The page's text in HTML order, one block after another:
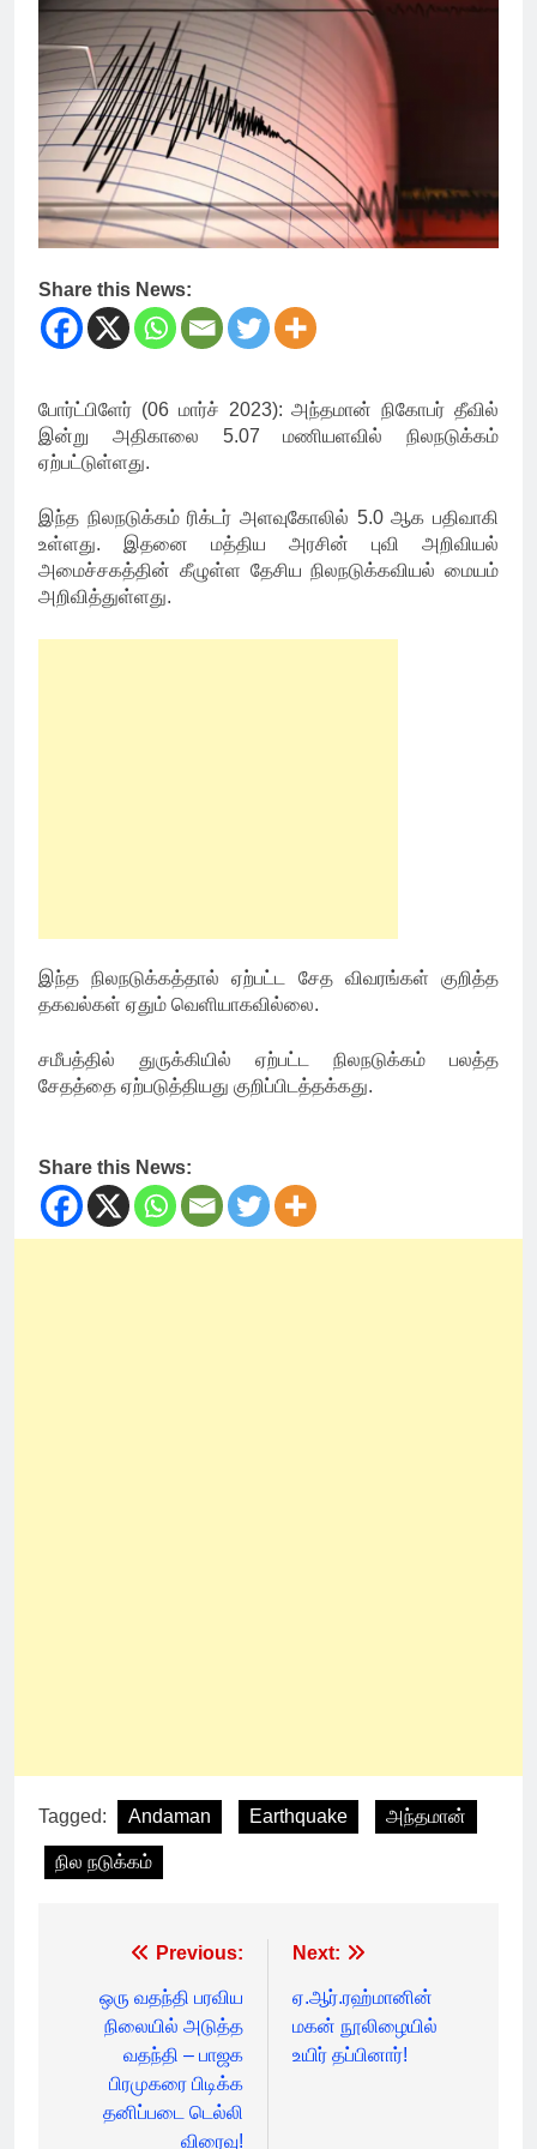
Share this News:
போர்ட்பிளேர் (06 மார்ச் 2023): அந்தமான் நிகோபர் தீவில்
இன்று அதிகாலை 5.07 மணியளவில் நிலநடுக்கம்
ஏற்பட்டுள்ளது.
இந்த நிலநடுக்கம் ரிக்டர் அளவுகோலில் 5.0 ஆக பதிவாகி
உள்ளது. இதனை மத்திய அரசின் புவி அறிவியல்
அமைச்சகத்தின் கீழுள்ள தேசிய நிலநடுக்கவியல் மையம்
அறிவித்துள்ளது.
இந்த நிலநடுக்கத்தால் ஏற்பட்ட சேத விவரங்கள் குறித்த
தகவல்கள் ஏதும் வெளியாகவில்லை.
சமீபத்தில் துருக்கியில் ஏற்பட்ட நிலநடுக்கம் பலத்த
சேதத்தை ஏற்படுத்தியது குறிப்பிடத்தக்கது.
Share this News:
Tagged: Andaman Earthquake அந்தமான்
நில நடுக்கம்
navigation
Previous:
ஒரு வதந்தி பரவிய
நிலையில் அடுத்த
வதந்தி – பாஜக
பிரமுகரை பிடிக்க
தனிப்படை டெல்லி
விரைவு!
Next:
ஏ.ஆர்.ரஹ்மானின்
மகன் நூலிழையில்
உயிர் தப்பினார்!